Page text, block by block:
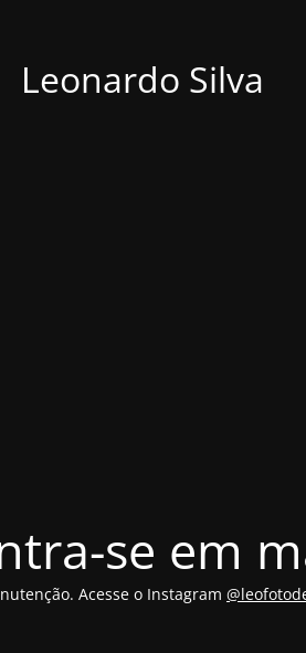
Leonardo Silva
se em
Acesse o Instagram